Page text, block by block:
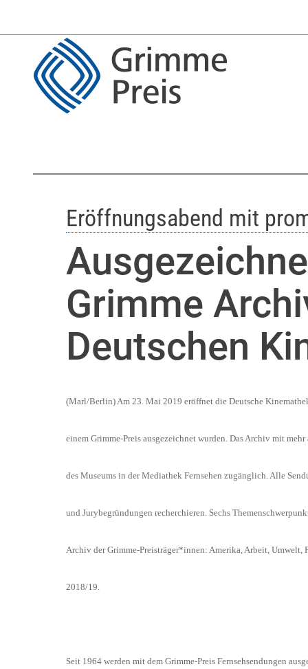
Eröffnungsabend mit
Grimme
Deutschen
(Marl/Berlin) Am 23. Mai 2019 eröffnet die Deutsche
einem Grimme-Preis ausgezeichnet wurden. Das Archiv mit
des Museums in der Mediathek Fernsehen zugänglich. Alle
und Jurybegründungen recherchieren. Sechs
Archiv der Grimme-Preisträger*innen: Amerika, Arbeit, Umwelt,
2018/19.
Seit 1964 werden mit dem Grimme-Preis Fernsehsendungen